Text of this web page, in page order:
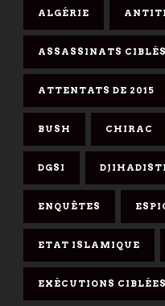
ALGÉRIE
ASSASSINATS CIBLÉS
ATTENTATS DE 2015
BUSH CHIRAC
DGSI
ENQUÊTES
ETAT ISLAMIQUE
EXÉCUTIONS CIBLÉES